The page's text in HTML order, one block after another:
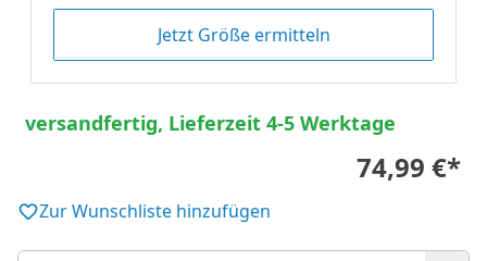
Jetzt Größe ermitteln
versandfertig, Lieferzeit 4-5 Werktage
74,99 €*
Zur Wunschliste hinzufügen